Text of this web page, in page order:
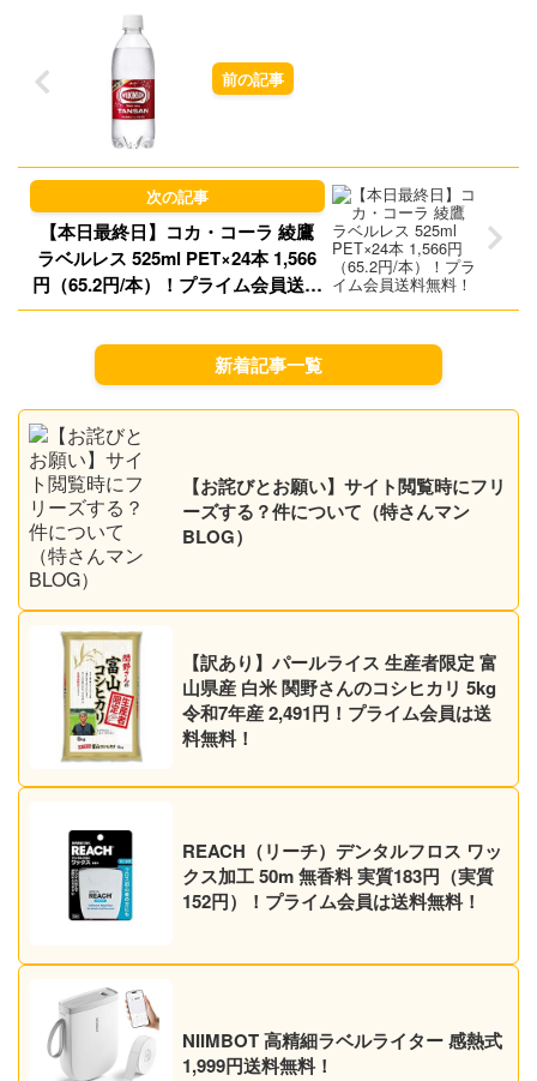
【本日最終日】コカ・コーラ 綾鷹
ラベルレス 525ml PET×24本 1,566
円（65.2円/本）！プライム会員送料
無料！
新着記事一覧
【お詫びとお願い】サイト閲覧時にフリ
ーズする？件について（特さんマン
BLOG）
【訳あり】パールライス 生産者限定 富
山県産 白米 関野さんのコシヒカリ 5kg
令和7年産 2,491円！プライム会員は送
料無料！
REACH（リーチ）デンタルフロス ワッ
クス加工 50m 無香料 実質183円（実質
152円）！プライム会員は送料無料！
NIIMBOT 高精細ラベルライター 感熱式
1,999円送料無料！